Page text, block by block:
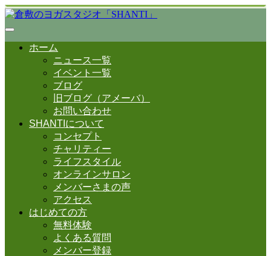
ホーム
ニュース一覧
イベント一覧
ブログ
旧ブログ（アメーバ）
お問い合わせ
SHANTIについて
コンセプト
チャリティー
ライフスタイル
オンラインサロン
メンバーさまの声
アクセス
はじめての方
無料体験
よくある質問
メンバー登録